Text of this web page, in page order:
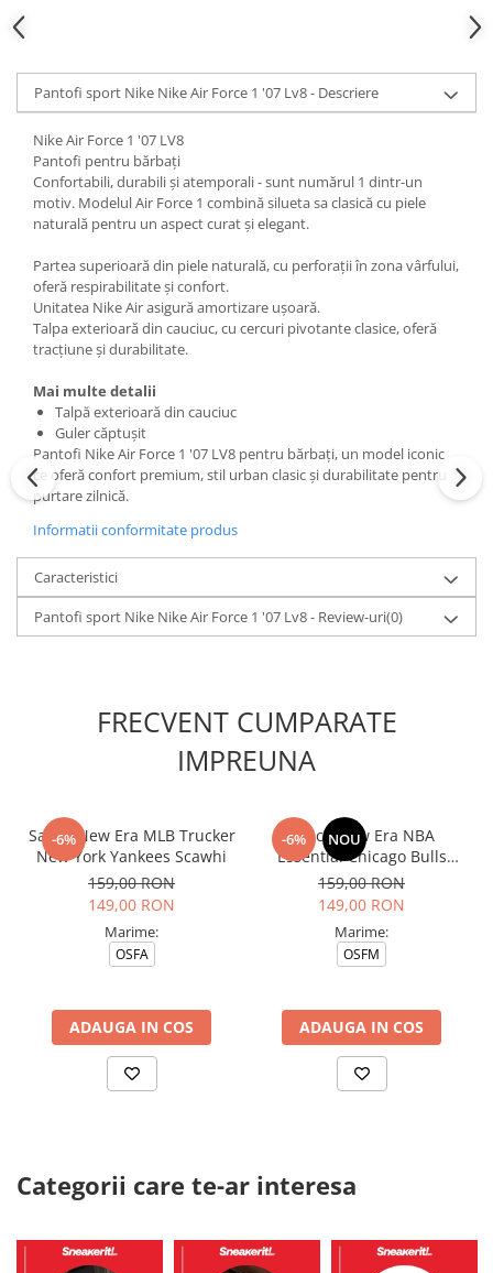
Pantofi sport Nike Nike Air Force 1 '07 Lv8 - Descriere
Nike Air Force 1 '07 LV8
Pantofi pentru bărbați
Confortabili, durabili și atemporali - sunt numărul 1 dintr-un
motiv. Modelul Air Force 1 combină silueta sa clasică cu piele
naturală pentru un aspect curat și elegant.
Partea superioară din piele naturală, cu perforații în zona vârfului,
oferă respirabilitate și confort.
Unitatea Nike Air asigură amortizare ușoară.
Talpa exterioară din cauciuc, cu cercuri pivotante clasice, oferă
tracțiune și durabilitate.
Mai multe detalii
Talpă exterioară din cauciuc
Guler căptușit
Pantofi Nike Air Force 1 '07 LV8 pentru bărbați, un model iconic
ce oferă confort premium, stil urban clasic și durabilitate pentru
purtare zilnică.
Informatii conformitate produs
Caracteristici
Pantofi sport Nike Nike Air Force 1 '07 Lv8 - Review-uri(0)
FRECVENT CUMPARATE
IMPREUNA
-6%
Sapca New Era MLB Trucker
New York Yankees Scawhi
159,00 RON
149,00 RON
Marime:
OSFA
ADAUGA IN COS
-6% NOU
Sapca New Era NBA
Essential Chicago Bulls
Blkblk
159,00 RON
149,00 RON
Marime:
OSFM
ADAUGA IN COS
Categorii care te-ar interesa